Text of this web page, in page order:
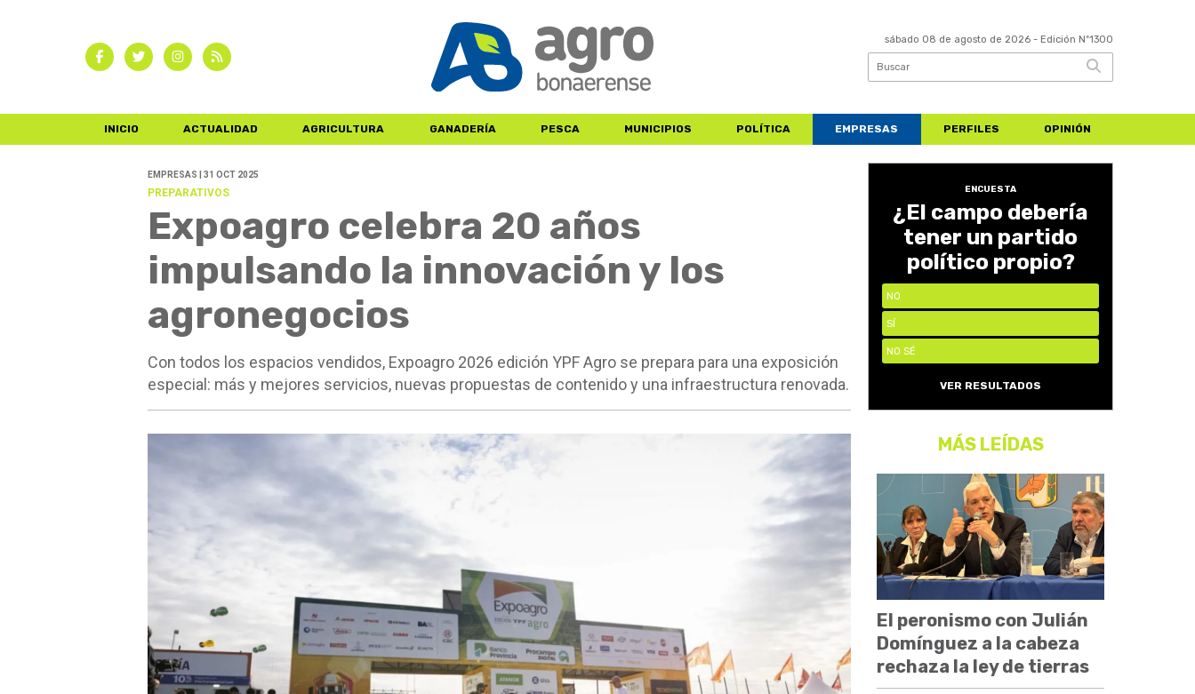
sábado 08 de agosto de 2026 - Edición Nº1300
INICIO ACTUALIDAD AGRICULTURA GANADERÍA PESCA MUNICIPIOS POLÍTICA EMPRESAS PERFILES OPINIÓN
EMPRESAS | 31 OCT 2025
PREPARATIVOS
Expoagro celebra 20 años
impulsando la innovación y los
agronegocios
Con todos los espacios vendidos, Expoagro 2026 edición YPF Agro se prepara para una exposición
especial: más y mejores servicios, nuevas propuestas de contenido y una infraestructura renovada.
ENCUESTA
¿El campo debería
tener un partido
político propio?
NO
SÍ
NO SÉ
VER RESULTADOS
MÁS LEÍDAS
El peronismo con Julián
Domínguez a la cabeza
rechaza la ley de tierras